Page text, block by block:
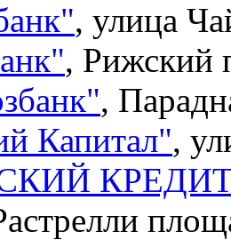
", улица
", Рижский
",
Капитал",